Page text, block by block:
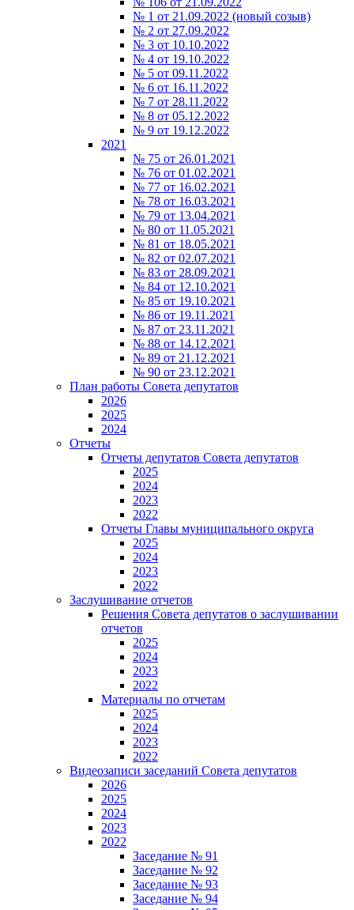
№ 1 от 21.09.2022 (новый созыв)
№ 2 от 27.09.2022
№ 3 от 10.10.2022
№ 4 от 19.10.2022
№ 5 от 09.11.2022
№ 6 от 16.11.2022
№ 7 от 28.11.2022
№ 8 от 05.12.2022
№ 9 от 19.12.2022
2021
№ 75 от 26.01.2021
№ 76 от 01.02.2021
№ 77 от 16.02.2021
№ 78 от 16.03.2021
№ 79 от 13.04.2021
№ 80 от 11.05.2021
№ 81 от 18.05.2021
№ 82 от 02.07.2021
№ 83 от 28.09.2021
№ 84 от 12.10.2021
№ 85 от 19.10.2021
№ 86 от 19.11.2021
№ 87 от 23.11.2021
№ 88 от 14.12.2021
№ 89 от 21.12.2021
№ 90 от 23.12.2021
План работы Совета депутатов
2026
2025
2024
Отчеты
Отчеты депутатов Совета депутатов
2025
2024
2023
2022
Отчеты Главы муниципального округа
2025
2024
2023
2022
Заслушивание отчетов
Решения Совета депутатов о заслушивании
отчетов
2025
2024
2023
2022
Материалы по отчетам
2025
2024
2023
2022
Видеозаписи заседаний Совета депутатов
2026
2025
2024
2023
2022
Заседание № 91
Заседание № 92
Заседание № 93
Заседание № 94